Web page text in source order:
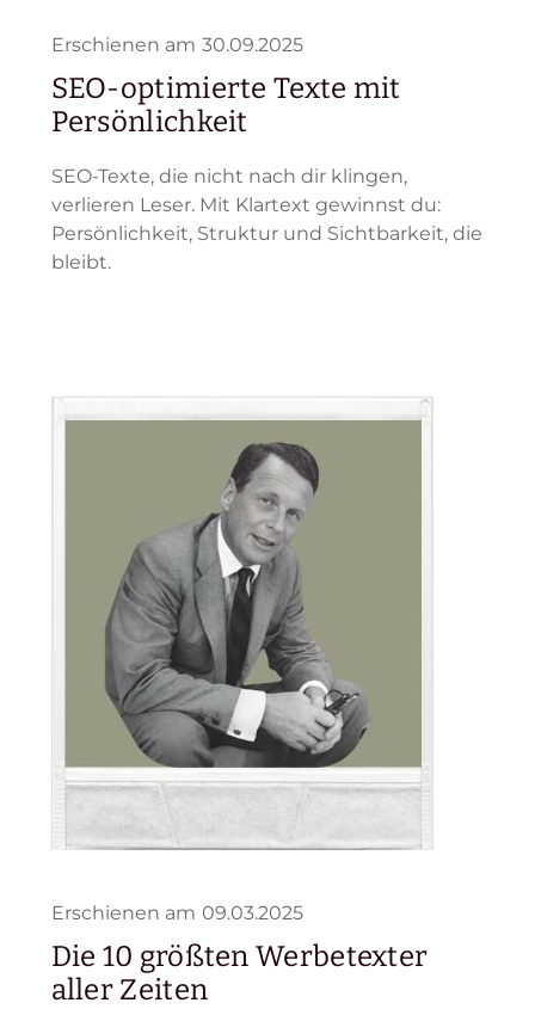
Erschienen am 30.09.2025
SEO-optimierte Texte mit
Persönlichkeit
SEO-Texte, die nicht nach dir klingen,
verlieren Leser. Mit Klartext gewinnst du:
Persönlichkeit, Struktur und Sichtbarkeit, die
bleibt.
Erschienen am 09.03.2025
Die 10 größten Werbetexter
aller Zeiten